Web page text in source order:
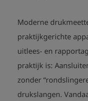
Moderne
praktijkgerichte
uitlees- en
praktijk is:
zonder
drukslangen.